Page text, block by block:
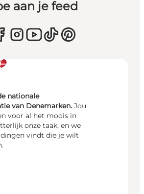
aan je feed
nationale
van Denemarken. Jou
voor al het moois in
onze taak, en we
vindt die je wilt